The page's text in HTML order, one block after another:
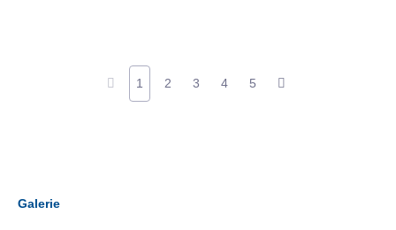
1 2 3 4 5
Galerie